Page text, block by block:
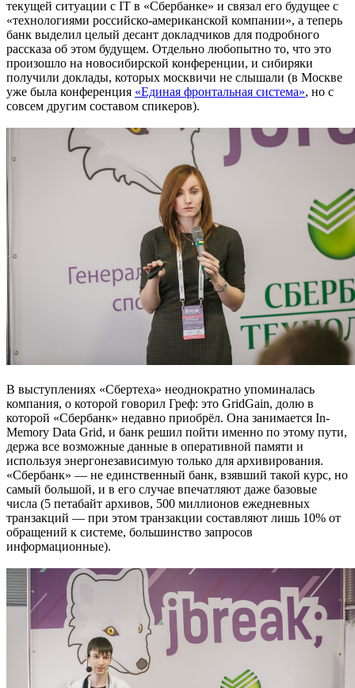
текущей ситуации с IT в «Сбербанке» и связал его будущее с
«технологиями российско-американской компании», а теперь
банк выделил целый десант докладчиков для подробного
рассказа об этом будущем. Отдельно любопытно то, что это
произошло на новосибирской конференции, и сибиряки
получили доклады, которых москвичи не слышали (в Москве
уже была конференция «Единая фронтальная система», но с
совсем другим составом спикеров).
В выступлениях «Сбертеха» неоднократно упоминалась
компания, о которой говорил Греф: это GridGain, долю в
которой «Сбербанк» недавно приобрёл. Она занимается In-
Memory Data Grid, и банк решил пойти именно по этому пути,
держа все возможные данные в оперативной памяти и
используя энергонезависимую только для архивирования.
«Сбербанк» — не единственный банк, взявший такой курс, но
самый большой, и в его случае впечатляют даже базовые
числа (5 петабайт архивов, 500 миллионов ежедневных
транзакций — при этом транзакции составляют лишь 10% от
обращений к системе, большинство запросов
информационные).